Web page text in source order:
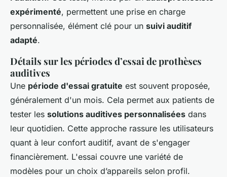
expérimenté, permettent une prise en charge
personnalisée, élément clé pour un suivi auditif
adapté.
Détails sur les périodes d’essai de prothèses
auditives
Une période d'essai gratuite est souvent proposée,
généralement d'un mois. Cela permet aux patients de
tester les solutions auditives personnalisées dans
leur quotidien. Cette approche rassure les utilisateurs
quant à leur confort auditif, avant de s'engager
financièrement. L'essai couvre une variété de
modèles pour un choix d’appareils selon profil.